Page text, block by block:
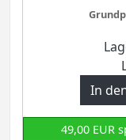
In
49,00 EUR